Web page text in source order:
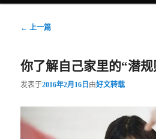
文章导航
← 上一篇
你了解自己家里的“潜规
发表于2016年2月16日 由好文转载